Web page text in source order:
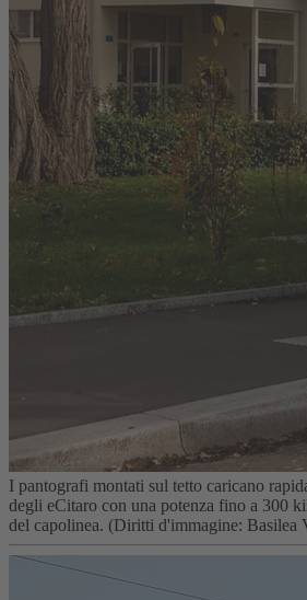
I pantografi montati sul tetto caricano
degli eCitaro con una potenza fino a 300
del capolinea. (Diritti d'immagine: Basilea